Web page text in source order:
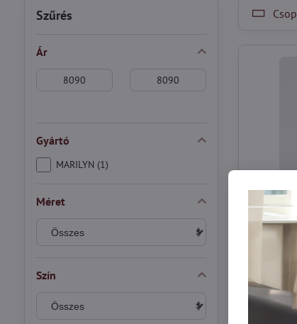
Termo
hatással
A termo
Szűrés
Ár
Gyártó
MARILYN (1)
Méret
Szín